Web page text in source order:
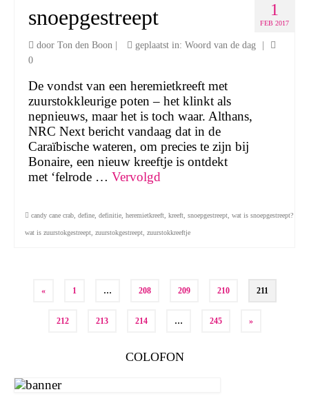
1
FEB 2017
snoepgestreept
door Ton den Boon geplaatst in: Woord van de dag
0
De vondst van een heremietkreeft met
zuurstokkleurige poten – het klinkt als
nepnieuws, maar het is toch waar. Althans,
NRC Next bericht vandaag dat in de
Caraïbische wateren, om precies te zijn bij
Bonaire, een nieuw kreeftje is ontdekt
met ‘felrode … Vervolgd
candy cane crab, define, definitie, heremietkreeft, kreeft, snoepgestreept, wat is snoepgestreept?
wat is zuurstokgestreept, zuurstokgestreept, zuurstokkreeftje
Berichten
paginering
« 1 … 208 209 210 211
212 213 214 … 245 »
COLOFON